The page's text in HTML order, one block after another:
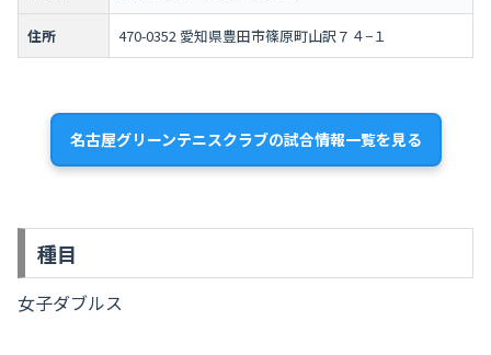
住所 470-0352 愛知県豊田市篠原町山訳７４−１
名古屋グリーンテニスクラブの試合情報一覧を見る
種目
女子ダブルス